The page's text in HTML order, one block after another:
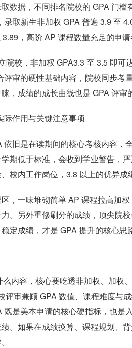
数据，不同排名院校的 GPA 门
录取新生非加权 GPA 普遍 3.9 至
，高阶 AP 课程数量充足的申
院校，非加权 GPA3.3 至 3.5 即
评审的硬性基础内容，院校同步
，成绩的成长曲线也是 GPA 评审
际作用与关键注意事项
依旧是在读期间的核心考核内容，
期低于标准，会收到学业警告，
校内工作岗位，3.8 以上的优异
，一味堆砌简单 AP 课程拉高加
。另外重修刷分的成绩，顶尖院
定成绩，才是 GPA 提升的核心思
内容，核心要吃透非加权、加权
评审兼顾 GPA 数值、课程难度与
既是美本申请的核心硬指标，也
。如果在成绩换算、课程规划、